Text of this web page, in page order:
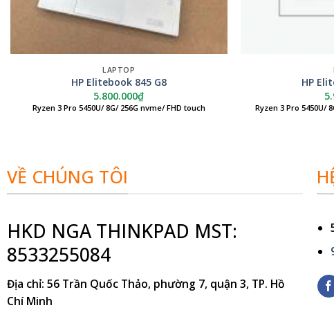
LAPTOP
HP Elitebook 845 G8
5.800.000₫
Ryzen 3 Pro 5450U/ 8G/ 256G nvme/ FHD touch
HP
Ryzen 3 Pro 5450U/
VỀ CHÚNG TÔI
HKD NGA THINKPAD MST:
8533255084
Địa chỉ: 56 Trần Quốc Thảo, phường 7, quận 3, TP. Hồ
Chí Minh